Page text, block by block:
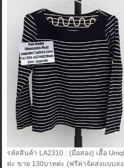
รหัสสินค้า LA2310 : (มือสอง) เสื้อ
ค่ะ ขาย 130บาทค่ะ (ฟรีค่าจัดส่งแบบล